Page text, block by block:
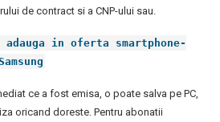
de contract si a CNP-ului sau.
adauga in oferta smartphone-
ce a fost emisa, o poate salva pe PC,
oricand doreste. Pentru abonatii